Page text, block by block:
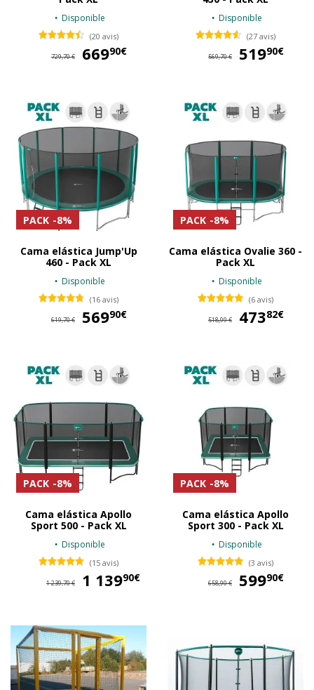
Disponible
(20 avis)
729,70 € 66990€
Disponible
(27 avis)
569,70 € 51990€
PACK -8%
Cama elástica Jump'Up
460 - Pack XL
Disponible
(16 avis)
619,70 € 56990€
PACK -8%
Cama elástica Ovalie 360 -
Pack XL
Disponible
(6 avis)
518,99 € 47382€
PACK -8%
Cama elástica Apollo
Sport 500 - Pack XL
Disponible
(15 avis)
1 239,70 € 1 13990€
PACK -8%
Cama elástica Apollo
Sport 300 - Pack XL
Disponible
(3 avis)
658,90 € 59990€